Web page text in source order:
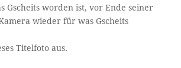
Gscheits worden ist, vor Ende seiner
wieder für was Gscheits
Titelfoto aus.